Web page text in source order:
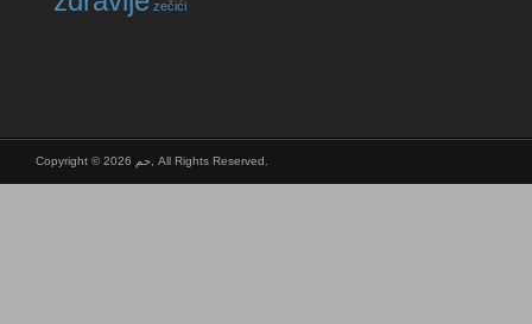
zečići
Copyright © 2026 حم, All Rights Reserved.